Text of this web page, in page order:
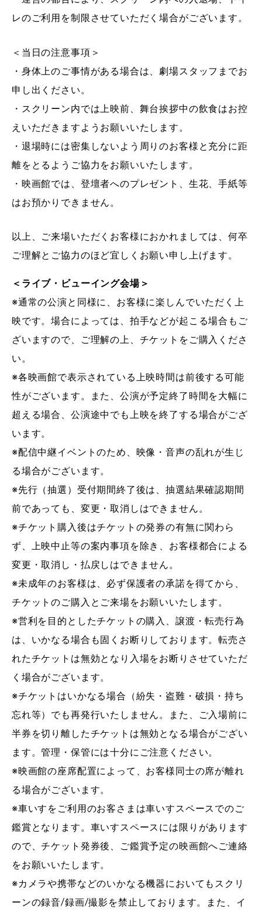
レのご利用を制限させていただく場合がございます。
＜当日の注意事項＞
・身体上のご事情がある場合は、劇場スタッフまでお
申し出ください。
・スクリーン内では上映前、舞台挨拶中の飲食はお控
えいただきますようお願いいたします。
・退場時には密集しないよう周りのお客様と充分に距
離をとるようご協力をお願いいたします。
・映画館では、登壇者へのプレゼント、生花、手紙等
はお預かりできません。
以上、ご来場いただくお客様におかれましては、何卒
ご理解とご協力のほど宜しくお願い申し上げます。
＜ライブ・ビューイング会場＞
※通常の公演と同様に、お客様に楽しんでいただく上
映です。場合によっては、拍手などが起こる場合もご
ざいますので、ご理解の上、チケットをご購入くださ
い。
※各映画館で表示されている上映時間は前後する可能
性がございます。また、公演が予定終了時間を大幅に
超える場合、公演途中でも上映を終了する場合がござ
います。
※配信中継イベントのため、映像・音声の乱れが生じ
る場合がございます。
※先行（抽選）受付期間終了後は、抽選結果確認期間
前であっても、変更・取消しはできません。
※チケット購入後はチケットの発券の有無に関わら
ず、上映中止等の案内事項を除き、お客様都合による
変更・取消し・払戻しはできません。
※未成年のお客様は、必ず保護者の承諾を得てから、
チケットのご購入とご来場をお願いいたします。
※営利を目的としたチケットの購入、譲渡・転売行為
は、いかなる場合も固くお断りしております。転売さ
れたチケットは無効となり入場をお断りさせていただ
く場合がございます。
※チケットはいかなる場合（紛失・盗難・破損・持ち
忘れ等）でも再発行いたしません。また、ご入場前に
半券を切り離したチケットは無効となる場合がござい
ます。管理・保管には十分にご注意ください。
※映画館の座席配置によって、お客様同士の席が離れ
る場合がございます。
※車いすをご利用のお客さまは車いすスペースでのご
鑑賞となります。車いすスペースには限りがあります
ので、チケット発券後、ご鑑賞予定の映画館へご連絡
をお願いいたします。
※カメラや携帯などのいかなる機器においてもスクリ
ーンの録音/録画/撮影を禁止しております。また、イ